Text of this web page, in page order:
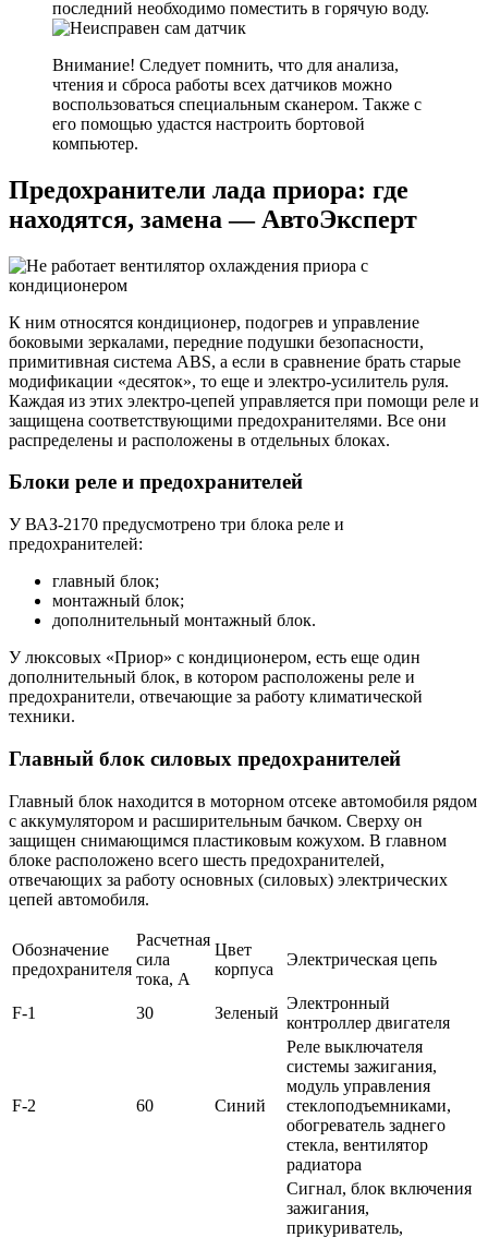
последний необходимо поместить в горячую воду.
Внимание! Следует помнить, что для анализа,
чтения и сброса работы всех датчиков можно
воспользоваться специальным сканером. Также с
его помощью удастся настроить бортовой
компьютер.
Предохранители лада приора: где
находятся, замена — АвтоЭксперт
К ним относятся кондиционер, подогрев и управление
боковыми зеркалами, передние подушки безопасности,
примитивная система ABS, а если в сравнение брать старые
модификации «десяток», то еще и электро-усилитель руля.
Каждая из этих электро-цепей управляется при помощи реле и
защищена соответствующими предохранителями. Все они
распределены и расположены в отдельных блоках.
Блоки реле и предохранителей
У ВАЗ-2170 предусмотрено три блока реле и
предохранителей:
главный блок;
монтажный блок;
дополнительный монтажный блок.
У люксовых «Приор» с кондиционером, есть еще один
дополнительный блок, в котором расположены реле и
предохранители, отвечающие за работу климатической
техники.
Главный блок силовых предохранителей
Главный блок находится в моторном отсеке автомобиля рядом
с аккумулятором и расширительным бачком. Сверху он
защищен снимающимся пластиковым кожухом. В главном
блоке расположено всего шесть предохранителей,
отвечающих за работу основных (силовых) электрических
цепей автомобиля.
Обозначение
предохранителя
Расчетная
сила
тока, А
Цвет
корпуса
Электрическая цепь
F-1 30 Зеленый
Электронный
контроллер двигателя
F-2 60 Синий
Реле выключателя
системы зажигания,
модуль управления
стеклоподъемниками,
обогреватель заднего
стекла, вентилятор
радиатора
Сигнал, блок включения
зажигания,
прикуриватель,